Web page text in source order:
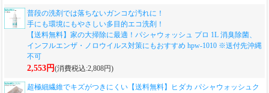
普段の洗剤では落ちないガンコな汚れに！
手にも環境にもやさしい多目的エコ洗剤！
【送料無料】家の大掃除に最適！パシャウォッシュ プロ 1L 消臭除菌、
インフルエンザ・ノロウイルス対策にもおすすめ hpw-1010 ※送付先沖縄
不可
2,553円(消費税込:2,808円)
超極細繊維でキズがつきにくい 【送料無料】ヒダカ パシャウォッシュク